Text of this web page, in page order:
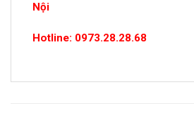
Nội
Hotline: 0973.28.28.68